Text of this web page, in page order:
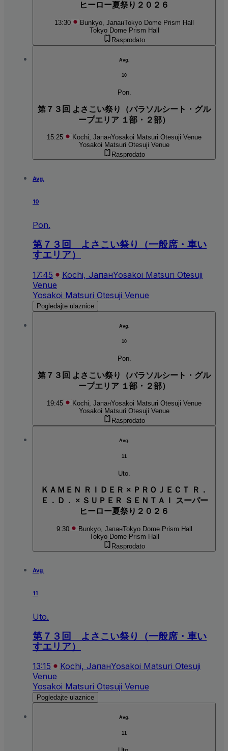
ヒーロー夏祭り２０２６
13:30 Bunkyo, ЈапанTokyo Dome Prism Hall
Tokyo Dome Prism Hall
Rasprodato
Avg.
10
Pon.
第７３回 よさこい祭り（パラソルシート・グル
ープエリア １部・２部）
15:25 Kochi, ЈапанYosakoi Matsuri Otesuji Venue
Yosakoi Matsuri Otesuji Venue
Rasprodato
Avg.
10
Pon.
第７３回 よさこい祭り（一般席・車い
すエリア）
17:45 Kochi, ЈапанYosakoi Matsuri Otesuji
Venue
Yosakoi Matsuri Otesuji Venue
Pogledajte ulaznice
Avg.
10
Pon.
第７３回 よさこい祭り（パラソルシート・グル
ープエリア １部・２部）
19:45 Kochi, ЈапанYosakoi Matsuri Otesuji Venue
Yosakoi Matsuri Otesuji Venue
Rasprodato
Avg.
11
Uto.
ＫＡＭＥＮ ＲＩＤＥＲ × ＰＲＯＪＥＣＴ Ｒ．
Ｅ．Ｄ． × ＳＵＰＥＲ ＳＥＮＴＡＩ スーパー
ヒーロー夏祭り２０２６
9:30 Bunkyo, ЈапанTokyo Dome Prism Hall
Tokyo Dome Prism Hall
Rasprodato
Avg.
11
Uto.
第７３回 よさこい祭り（一般席・車い
すエリア）
13:15 Kochi, ЈапанYosakoi Matsuri Otesuji
Venue
Yosakoi Matsuri Otesuji Venue
Pogledajte ulaznice
Avg.
11